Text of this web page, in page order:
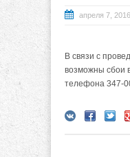
апреля 7, 2016
В связи с
возможны сбои
телефона 347-